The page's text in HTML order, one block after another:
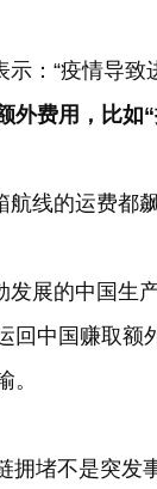
示：“疫情导
外费用，比如
航线的运费都
发展的中国
回中国赚取额
。
拥堵不是突发